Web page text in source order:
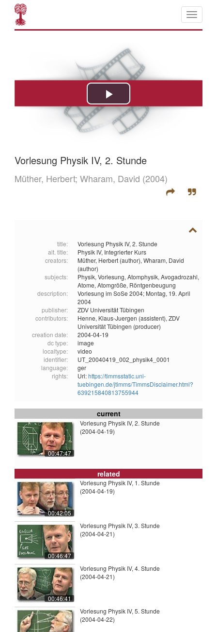
Vorlesung Physik IV, 2. Stunde
Müther, Herbert; Wharam, David (2004)
title:
Vorlesung Physik IV, 2. Stunde
alt. title:
Physik IV, Integrierter Kurs
creators:
Müther, Herbert (author), Wharam, David
(author)
subjects:
Physik, Vorlesung, Atomphysik, Avogadrozahl,
Atome, Atomgröße, Röntgenbeugung
description:
Vorlesung im SoSe 2004; Montag, 19. April
2004
publisher:
ZDV Universität Tübingen
contributors:
Henne, Klaus-Juergen (assistent), ZDV
Universität Tübingen (producer)
creation date:
2004-04-19
dc type:
image
localtype:
video
identifier:
UT_20040419_002_physik4_0001
language:
ger
rights:
Url:https://timmsstatic.uni-
tuebingen.de/jtimms/TimmsDisclaimer.html?
639215840813755944
current
00:47:47
Vorlesung Physik IV, 2. Stunde
(2004-04-19)
related
00:42:05
Vorlesung Physik IV, 1. Stunde
(2004-04-19)
00:46:47
Vorlesung Physik IV, 3. Stunde
(2004-04-21)
00:46:41
Vorlesung Physik IV, 4. Stunde
(2004-04-21)
Vorlesung Physik IV, 5. Stunde
(2004-04-22)